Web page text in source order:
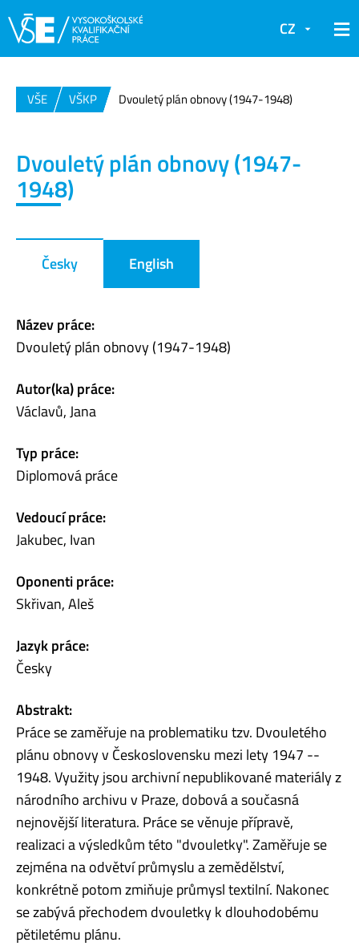
CZ
VŠE VŠKP Dvouletý plán obnovy (1947-1948)
Dvouletý plán obnovy (1947-
1948)
Česky English
Název práce:
Dvouletý plán obnovy (1947-1948)
Autor(ka) práce:
Václavů, Jana
Typ práce:
Diplomová práce
Vedoucí práce:
Jakubec, Ivan
Oponenti práce:
Skřivan, Aleš
Jazyk práce:
Česky
Abstrakt:
Práce se zaměřuje na problematiku tzv. Dvouletého
plánu obnovy v Československu mezi lety 1947 --
1948. Využity jsou archivní nepublikované materiály z
národního archivu v Praze, dobová a současná
nejnovější literatura. Práce se věnuje přípravě,
realizaci a výsledkům této "dvouletky". Zaměřuje se
zejména na odvětví průmyslu a zemědělství,
konkrétně potom zmiňuje průmysl textilní. Nakonec
se zabývá přechodem dvouletky k dlouhodobému
pětiletému plánu.